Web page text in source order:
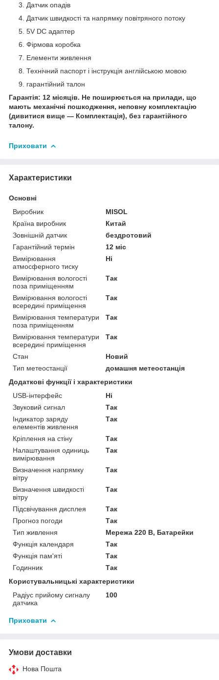
Датчик опадів
Датчик швидкості та напрямку повітряного потоку
5V DC адаптер
Фірмова коробка
Елементи живлення
Технічний паспорт і інструкція англійською мовою
гарантійний талон
Гарантія: 12 місяців. Не поширюється на прилади, що
мають механічні пошкодження, неповну комплектацію
(дивитися вище — Комплектація), без гарантійного
талону.
Приховати
Характеристики
Основні
Виробник
MISOL
Країна виробник
Китай
Зовнішній датчик
бездротовий
Гарантійний термін
12 міс
Вимірювання
атмосферного тиску
Ні
Вимірювання вологості
поза приміщенням
Так
Вимірювання вологості
всередині приміщення
Так
Вимірювання температури
поза приміщенням
Так
Вимірювання температури
всередині приміщення
Так
Стан
Новий
Тип метеостанції
домашня метеостанція
Додаткові функції і характеристики
USB-інтерфейс
Ні
Звуковий сигнал
Так
Індикатор заряду
елементів живлення
Так
Кріплення на стіну
Так
Налаштування одиниць
вимірювання
Так
Визначення напрямку
вітру
Так
Визначення швидкості
вітру
Так
Підсвічування дисплея
Так
Прогноз погоди
Так
Тип живлення
Мережа 220 В, Батарейки
Функція календаря
Так
Функція пам'яті
Так
Годинник
Так
Користувальницькі характеристики
Радіус прийому сигналу
датчика
100
Приховати
Умови доставки
Нова Пошта